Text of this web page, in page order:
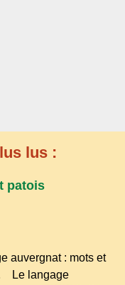
lus :
patois
auvergnat : mots et
Le langage